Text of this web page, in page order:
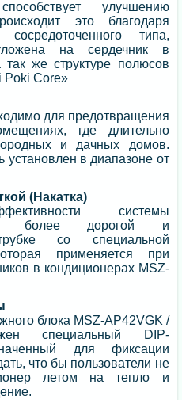
улучшению
это благодаря
типа,
на сердечник в
так же структуре полюсов
Poki Core»
для предотвращения
где длительно
и дачных домов.
установлен в диапазоне от
(Накатка)
системы
более дорогой и
со специальной
применяется при
в кондиционерах MSZ-
блока MSZ-AP42VGK /
специальный DIP-
для фиксации
что бы пользователи не
летом на тепло и